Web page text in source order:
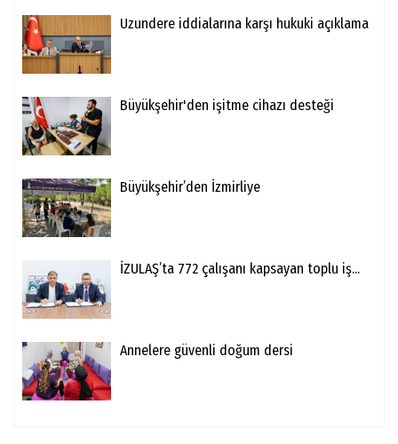
Uzundere iddialarına karşı hukuki açıklama
Büyükşehir'den işitme cihazı desteği
Büyükşehir’den İzmirliye
İZULAŞ’ta 772 çalışanı kapsayan toplu iş...
Annelere güvenli doğum dersi